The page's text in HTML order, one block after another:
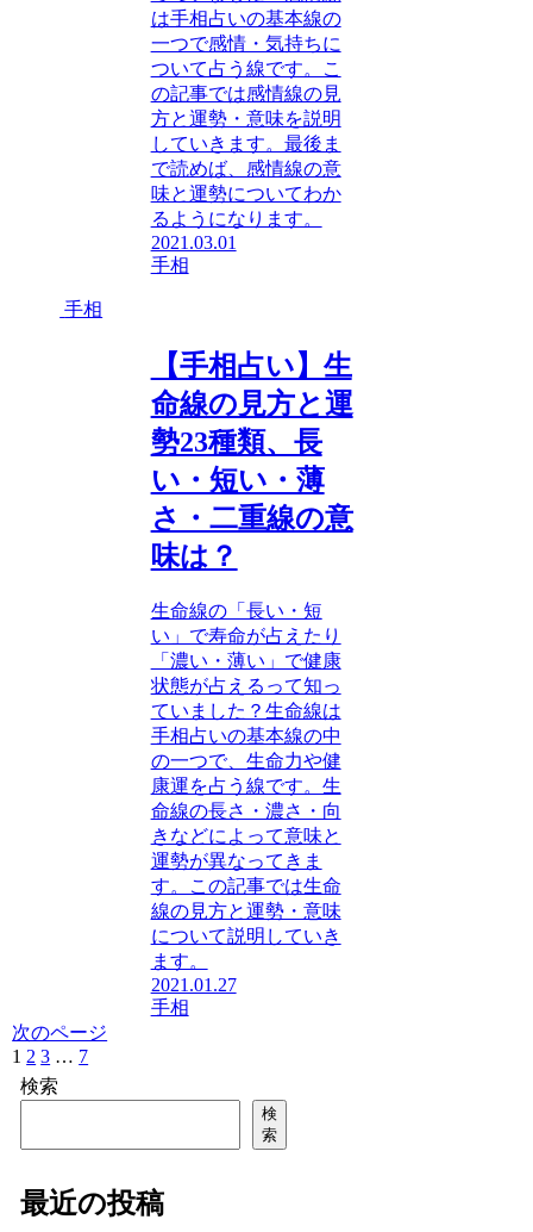
は手相占いの基本線の
一つで感情・気持ちに
ついて占う線です。こ
の記事では感情線の見
方と運勢・意味を説明
していきます。最後ま
で読めば、感情線の意
味と運勢についてわか
るようになります。
2021.03.01
手相
手相
【手相占い】生
命線の見方と運
勢23種類、長
い・短い・薄
さ・二重線の意
味は？
生命線の「長い・短
い」で寿命が占えたり
「濃い・薄い」で健康
状態が占えるって知っ
ていました？生命線は
手相占いの基本線の中
の一つで、生命力や健
康運を占う線です。生
命線の長さ・濃さ・向
きなどによって意味と
運勢が異なってきま
す。この記事では生命
線の見方と運勢・意味
について説明していき
ます。
2021.01.27
手相
次のページ
1 2 3 … 7次
検索
検
索
最近の投稿